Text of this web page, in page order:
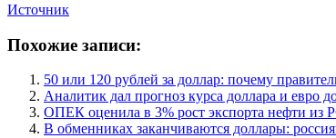
Источник
Похожие записи:
50 или 120 рублей за доллар: почему
Аналитик дал прогноз курса доллара и евро
ОПЕК оценила в 3% рост экспорта нефти из
В обменниках заканчиваются доллары: